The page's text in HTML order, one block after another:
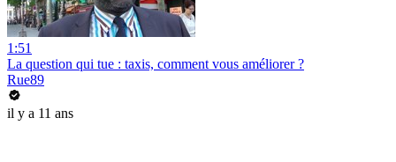
1:51
La question qui tue : taxis, comment vous améliorer ?
Rue89
il y a 11 ans